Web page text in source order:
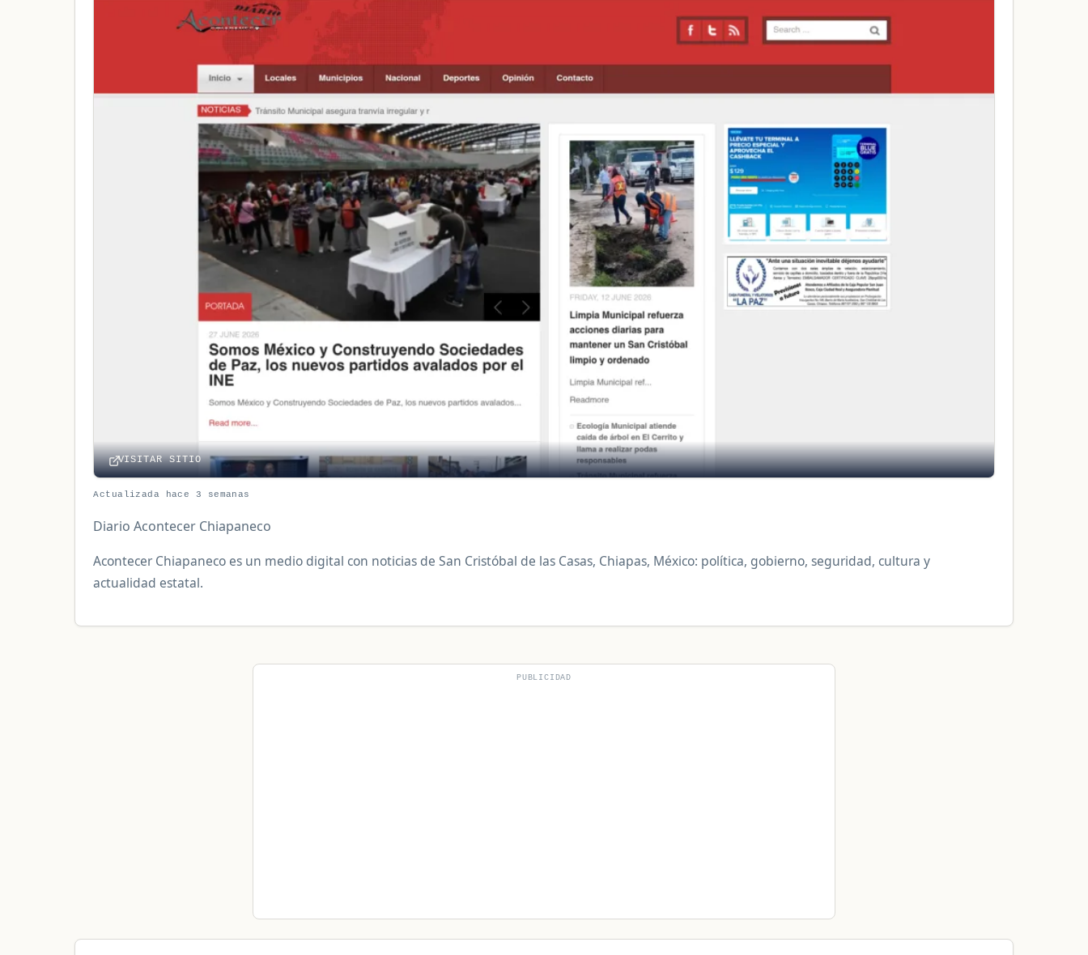
VISITAR SITIO
Actualizada hace 3 semanas
Diario Acontecer Chiapaneco
Acontecer Chiapaneco es un medio digital con noticias de San Cristóbal de las Casas, Chiapas, México: política, gobierno, seguridad, cultura y
actualidad estatal.
PUBLICIDAD